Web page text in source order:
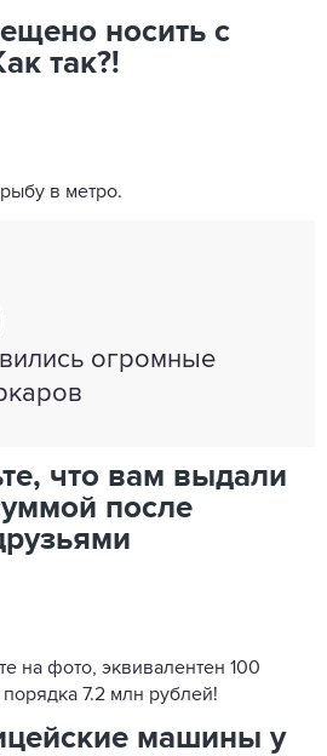
носить с
так?!
в метро.
огромные
что вам выдали
после
на фото, эквивалентен 100
7.2 млн рублей!
машины у